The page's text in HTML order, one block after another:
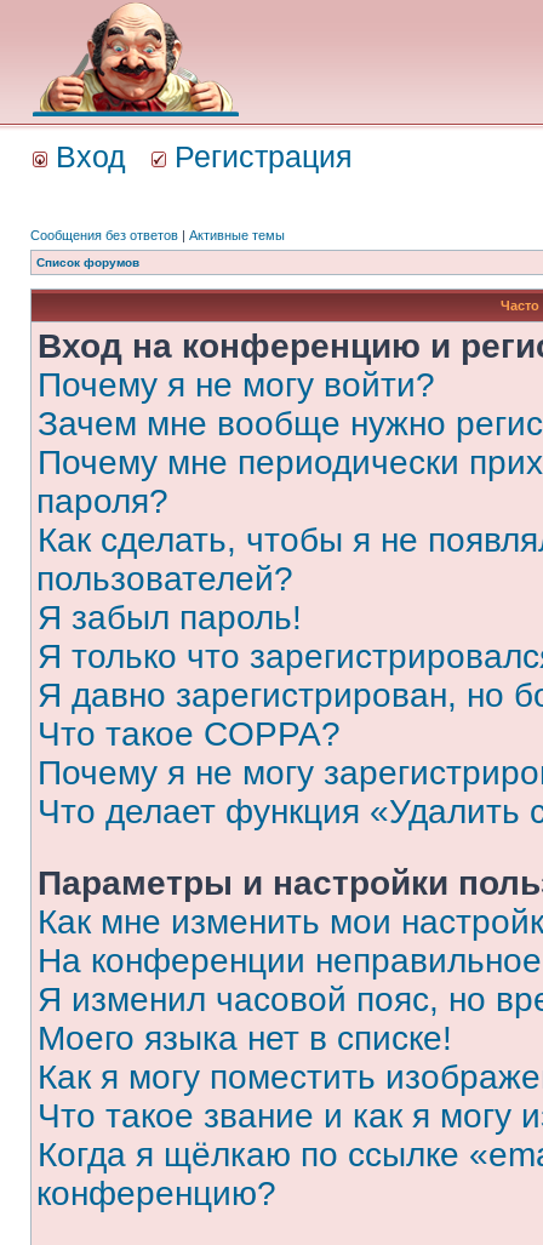
Вход Регистрация
Сообщения без ответов | Активные темы
Список форумов
Вход на конференцию и
Почему я не могу войти?
Зачем мне вообще нужно
Почему мне периодически
пароля?
Как сделать, чтобы я не
пользователей?
Я забыл пароль!
Я только что
Я давно зарегистрирован, но
Что такое COPPA?
Почему я не могу
Что делает функция «Удалить
Параметры и настройки
Как мне изменить мои
На конференции
Я изменил часовой пояс, но
Моего языка нет в списке!
Как я могу поместить
Что такое звание и как я могу
Когда я щёлкаю по ссылке
конференцию?